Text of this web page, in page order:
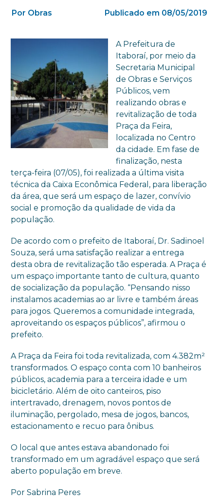
Por Obras Publicado em 08/05/2019
A Prefeitura de
Itaboraí, por meio da
Secretaria Municipal
de Obras e Serviços
Públicos, vem
realizando obras e
revitalização de toda
Praça da Feira,
localizada no Centro
da cidade. Em fase de
finalização, nesta
terça-feira (07/05), foi realizada a última visita
técnica da Caixa Econômica Federal, para liberação
da área, que será um espaço de lazer, convívio
social e promoção da qualidade de vida da
população.
De acordo com o prefeito de Itaboraí, Dr. Sadinoel
Souza, será uma satisfação realizar a entrega
desta obra de revitalização tão esperada. A Praça é
um espaço importante tanto de cultura, quanto
de socialização da população. “Pensando nisso
instalamos academias ao ar livre e também áreas
para jogos. Queremos a comunidade integrada,
aproveitando os espaços públicos”, afirmou o
prefeito.
A Praça da Feira foi toda revitalizada, com 4.382m²
transformados. O espaço conta com 10 banheiros
públicos, academia para a terceira idade e um
bicicletário. Além de oito canteiros, piso
intertravado, drenagem, novos pontos de
iluminação, pergolado, mesa de jogos, bancos,
estacionamento e recuo para ônibus.
O local que antes estava abandonado foi
transformado em um agradável espaço que será
aberto população em breve.
Por Sabrina Peres